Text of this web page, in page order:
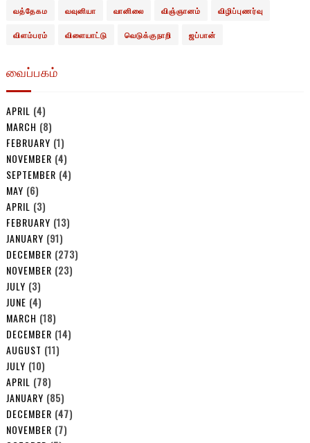
வத்தேகம வவுனியா வானிலை விஞ்ஞானம் விழிப்புணர்வு
விளம்பரம் விளையாட்டு வெடுக்குநாறி ஜப்பான்
வைப்பகம்
APRIL (4)
MARCH (8)
FEBRUARY (1)
NOVEMBER (4)
SEPTEMBER (4)
MAY (6)
APRIL (3)
FEBRUARY (13)
JANUARY (91)
DECEMBER (273)
NOVEMBER (23)
JULY (3)
JUNE (4)
MARCH (18)
DECEMBER (14)
AUGUST (11)
JULY (10)
APRIL (78)
JANUARY (85)
DECEMBER (47)
NOVEMBER (7)